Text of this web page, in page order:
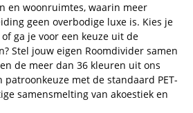
en woonruimtes, waarin meer
geen overbodige luxe is. Kies je
ga je voor een keuze uit de
Stel jouw eigen Roomdivider samen
de meer dan 36 kleuren uit ons
met de standaard PET-
samensmelting van akoestiek en